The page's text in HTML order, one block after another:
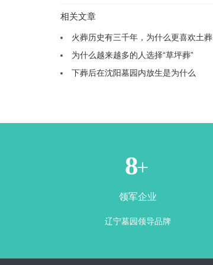
相关文章
火葬历史有三千年，为什么更喜欢土葬
为什么越来越多的人选择“草坪葬”
下葬后在沈阳墓园内放生是为什么
1+
领军企业
辽宁墓园领导品牌